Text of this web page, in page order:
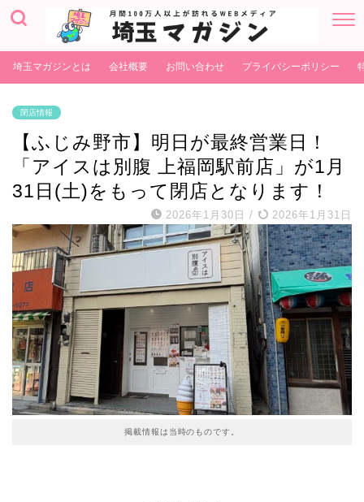
埼玉マガジンとは 会社概要 お問い合わせ プライバシーポリシー
閉店情報
【ふじみ野市】明日が最終営業日！
「アイスは別腹 上福岡駅前店」が1月
31日(土)をもって閉店となります！
2026年1月30日 / 2026年1月31日
掲載情報は当時のものです。